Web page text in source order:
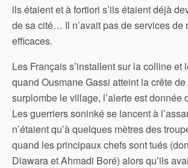
ils étaient et à fortiori s’ils étaient déjà
de sa cité… Il n’avait pas de services de
efficaces.
Les Français s’installent sur la colline et
quand Ousmane Gassi atteint la crête
surplombe le village, l’alerte est donnée
Les guerriers soninké se lancent à
n’étaient qu’à quelques mètres des
quand les principaux chefs sont tués
Diawara et Ahmadi Boré) alors qu’ils